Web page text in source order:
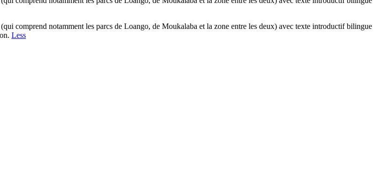
comprend notamment les parcs de Loango, de Moukalaba et la zone entre les deux) avec texte introductif bilingue
Less